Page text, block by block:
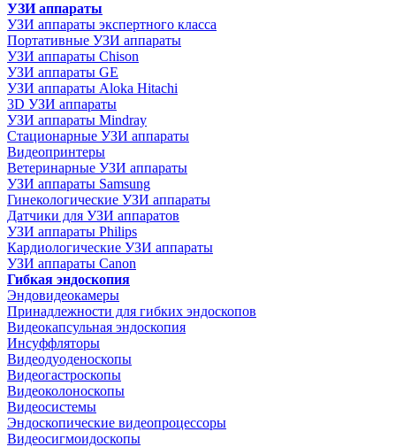
УЗИ аппараты
УЗИ аппараты экспертного класса
Портативные УЗИ аппараты
УЗИ аппараты Chison
УЗИ аппараты GE
УЗИ аппараты Aloka Hitachi
3D УЗИ аппараты
УЗИ аппараты Mindray
Стационарные УЗИ аппараты
Видеопринтеры
Ветеринарные УЗИ аппараты
УЗИ аппараты Samsung
Гинекологические УЗИ аппараты
Датчики для УЗИ аппаратов
УЗИ аппараты Philips
Кардиологические УЗИ аппараты
УЗИ аппараты Canon
Гибкая эндоскопия
Эндовидеокамеры
Принадлежности для гибких эндоскопов
Видеокапсульная эндоскопия
Инсуффляторы
Видеодуоденоскопы
Видеогастроскопы
Видеоколоноскопы
Видеосистемы
Эндоскопические видеопроцессоры
Видеосигмоидоскопы